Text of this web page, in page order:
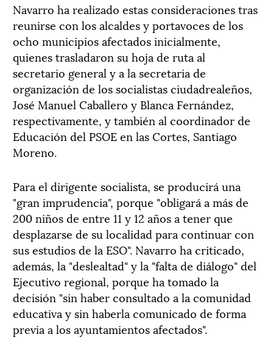
Navarro ha realizado estas consideraciones tras
reunirse con los alcaldes y portavoces de los
ocho municipios afectados inicialmente,
quienes trasladaron su hoja de ruta al
secretario general y a la secretaria de
organización de los socialistas ciudadrealeños,
José Manuel Caballero y Blanca Fernández,
respectivamente, y también al coordinador de
Educación del PSOE en las Cortes, Santiago
Moreno.
Para el dirigente socialista, se producirá una
"gran imprudencia", porque "obligará a más de
200 niños de entre 11 y 12 años a tener que
desplazarse de su localidad para continuar con
sus estudios de la ESO". Navarro ha criticado,
además, la "deslealtad" y la "falta de diálogo" del
Ejecutivo regional, porque ha tomado la
decisión "sin haber consultado a la comunidad
educativa y sin haberla comunicado de forma
previa a los ayuntamientos afectados".